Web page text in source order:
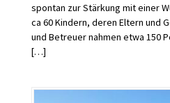
spontan zur Stärkung mit einer
ca 60 Kindern, deren Eltern und
und Betreuer nahmen etwa 150
[…]